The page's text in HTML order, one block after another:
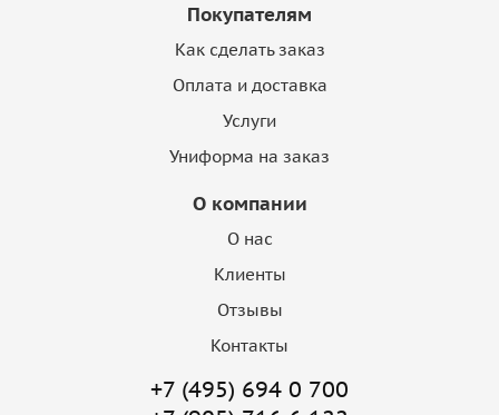
Покупателям
Как сделать заказ
Оплата и доставка
Услуги
Униформа на заказ
О компании
О нас
Клиенты
Отзывы
Контакты
+7 (495) 694 0 700